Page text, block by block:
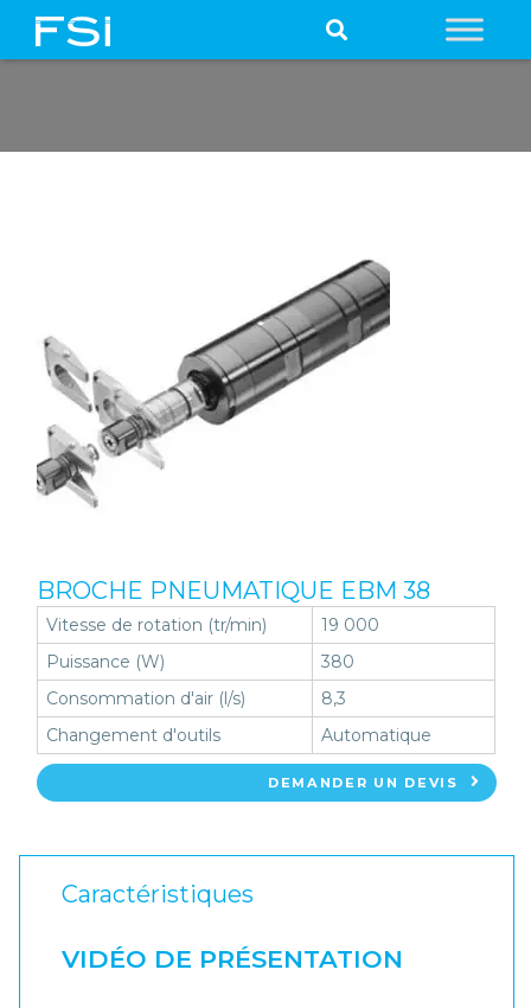
BROCHE PNEUMATIQUE EBM 38
Vitesse de rotation (tr/min)
19 000
Puissance (W)
380
Consommation d'air (l/s)
8,3
Changement d'outils
Automatique
DEMANDER UN DEVIS
Caractéristiques
VIDÉO DE PRÉSENTATION